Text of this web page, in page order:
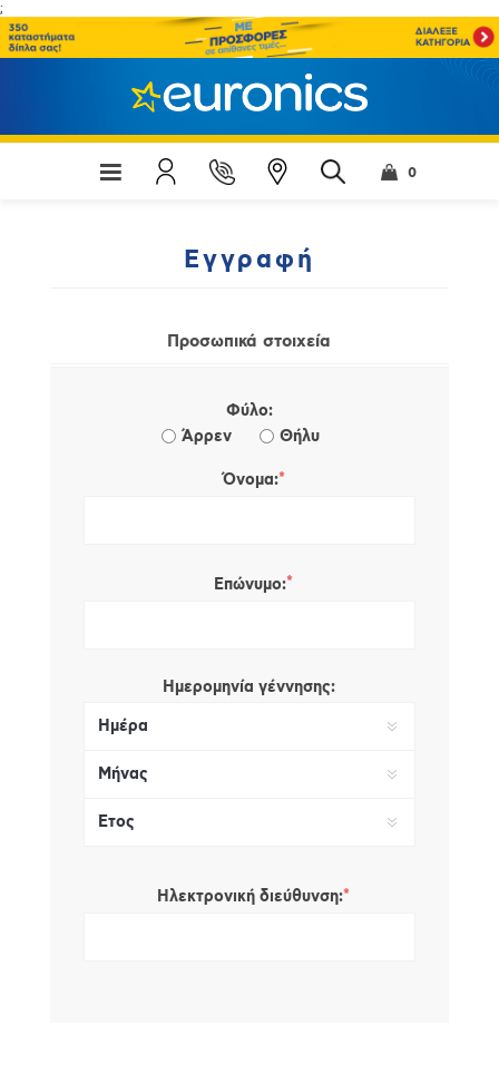
;
0
Εγγραφή
Προσωπικά στοιχεία
Φύλο:
Άρρεν
Θήλυ
Όνομα:*
Επώνυμο:*
Ημερομηνία γέννησης:
Ηλεκτρονική διεύθυνση:*